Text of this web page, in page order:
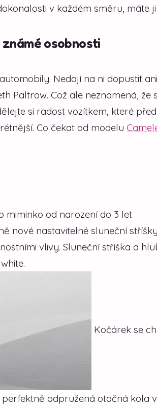
v každém směru, máte
osobnosti
Nedají na ni dopustit ani
Paltrow. Což ale neznamená, že
si radost vozítkem, které
Co čekat od modelu
miminko od narození do 3 let
nové nastavitelné sluneční
vlivy. Sluneční stříška a
Kočárek se
odpružená otočná kola